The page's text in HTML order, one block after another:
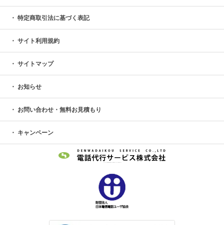
特定商取引法に基づく表記
サイト利用規約
サイトマップ
お知らせ
お問い合わせ・無料お見積もり
キャンペーン